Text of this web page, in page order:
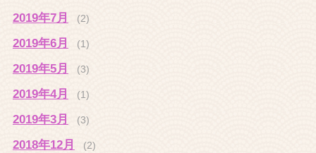
2019年7月 (2)
2019年6月 (1)
2019年5月 (3)
2019年4月 (1)
2019年3月 (3)
2018年12月 (2)